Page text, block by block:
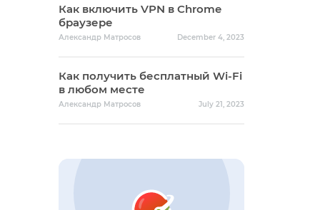
Как включить VPN в Chrome
браузере
Александр Матросов December 4, 2023
Как получить бесплатный Wi-Fi
в любом месте
Александр Матросов July 21, 2023